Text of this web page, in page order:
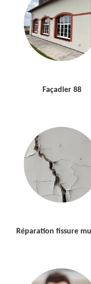
Façadier 88
Réparation fissure